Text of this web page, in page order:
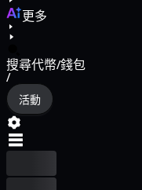
更多
搜尋代幣/錢包
/
活動